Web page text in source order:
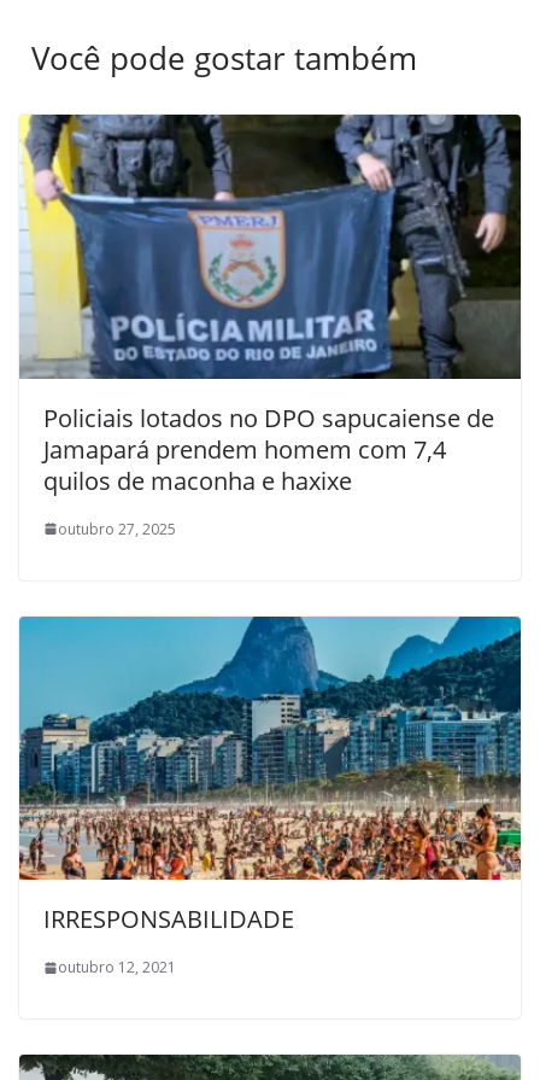
Você pode gostar também
Policiais lotados no DPO sapucaiense de
Jamapará prendem homem com 7,4
quilos de maconha e haxixe
outubro 27, 2025
IRRESPONSABILIDADE
outubro 12, 2021